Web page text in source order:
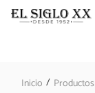
Inicio / Productos